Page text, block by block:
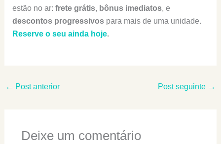
estão no ar: frete grátis, bônus imediatos, e
descontos progressivospara mais de uma unidade.
Reserve o seu ainda hoje.
← Post anterior Post seguinte →
Deixe um comentário